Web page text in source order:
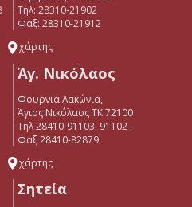
Tηλ: 28310-21902
Φαξ: 28310-21912
χάρτης
Άγ. Νικόλαος
Φουρνιά Λακώνια,
Άγιος Νικόλαος ΤΚ 72100
Τηλ 28410-91103, 91102 ,
Φαξ 28410-82879
χάρτης
Σητεία